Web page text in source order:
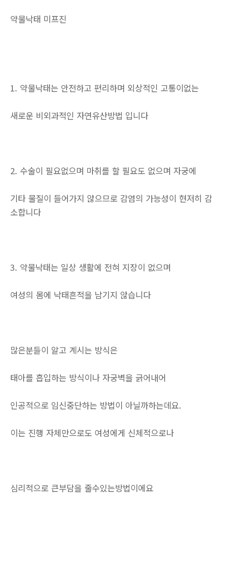
약물낙태 미프진
1. 약물낙태는 안전하고 편리하며 외상적인 고통이없는
새로운 비외과적인 자연유산방법 입니다
2. 수술이 필요없으며 마취를 할 필요도 없으며 자궁에
기타 물질이 들어가지 않으므로 감염의 가능성이 현저히 감
소합니다
3. 약물낙태는 일상 생활에 전혀 지장이 없으며
여성의 몸에 낙태흔적을 남기지 않습니다
많은분들이 알고 계시는 방식은
태아를 흡입하는 방식이나 자궁벽을 긁어내어
인공적으로 임신중단하는 방법이 아닐까하는데요.
이는 진행 자체만으로도 여성에게 신체적으로나
심리적으로 큰부담을 줄수있는방법이에요